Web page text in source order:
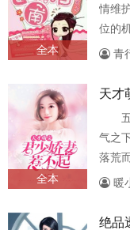
全本
情维
位的
逼王
青
全本
天才
气之
落荒
洛，
暖
绝品